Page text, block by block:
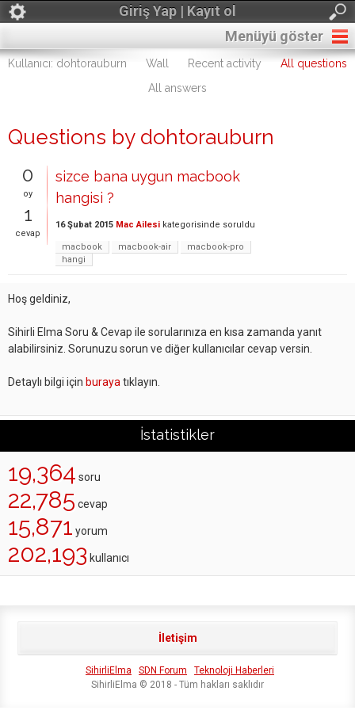
Giriş Yap | Kayıt ol
Menüyü göster
Kullanıcı: dohtorauburn Wall Recent activity
All questions
All answers
Questions by dohtorauburn
0
oy
1
cevap
sizce bana uygun macbook
hangisi ?
16 Şubat 2015 Mac Ailesi kategorisinde soruldu
macbook macbook-air
macbook-pro
hangi
Hoş geldiniz,
Sihirli Elma Soru & Cevap ile sorularınıza en kısa zamanda yanıt
alabilirsiniz. Sorunuzu sorun ve diğer kullanıcılar cevap versin.
Detaylı bilgi için buraya tıklayın.
İstatistikler
19,364 soru
22,785 cevap
15,871 yorum
202,193 kullanıcı
İletişim
SihirliElma SDN Forum
Teknoloji Haberleri
SihirliElma © 2018 - Tüm hakları saklıdır